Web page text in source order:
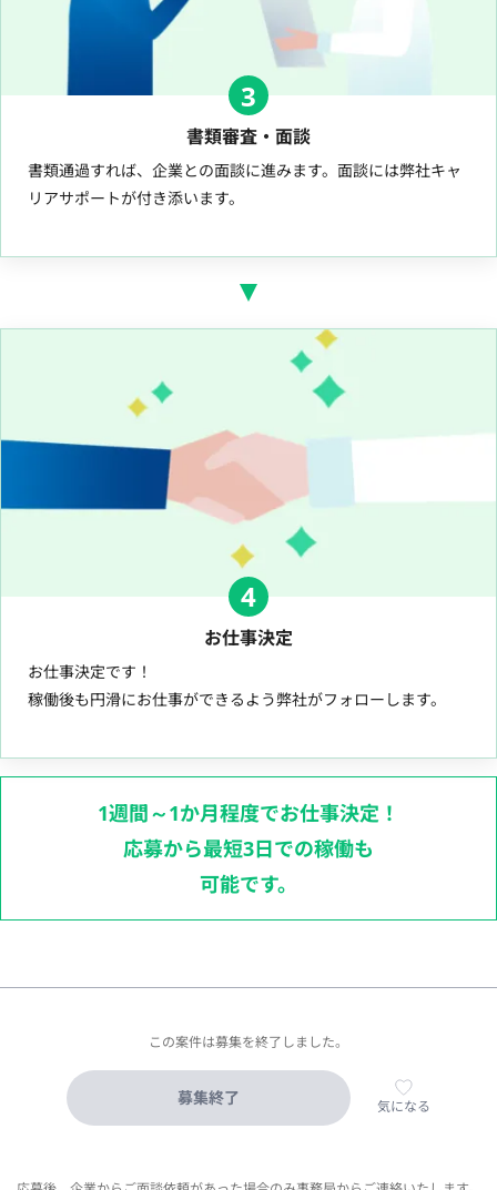
3
書類審査・面談
書類通過すれば、企業との面談に進みます。面談には弊社キャ
リアサポートが付き添います。
4
お仕事決定
お仕事決定です！
稼働後も円滑にお仕事ができるよう弊社がフォローします。
1週間～1か月程度でお仕事決定！
応募から最短3日での稼働も
可能です。
この案件は募集を終了しました。
募集終了 気になる